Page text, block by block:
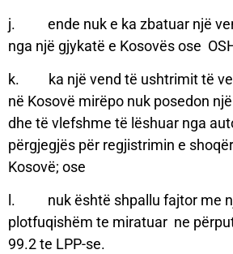
j. ende nuk e ka zbatuar një
nga një gjykatë e Kosovës ose
k. ka një vend të ushtrimit të
në Kosovë mirëpo nuk posedon
dhe të vlefshme të lëshuar nga
përgjegjës për regjistrimin e
Kosovë; ose
l. nuk është shpallu fajtor me
plotfuqishëm te miratuar ne
99.2 te LPP-se.